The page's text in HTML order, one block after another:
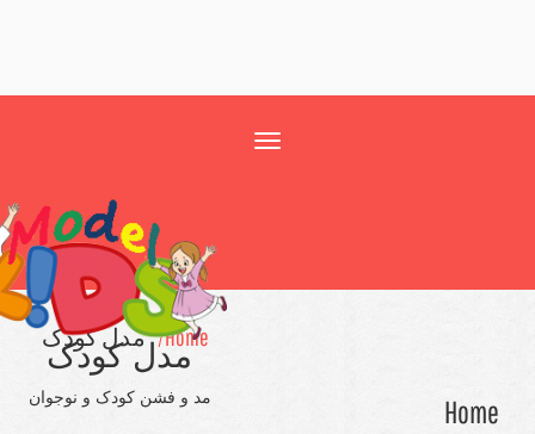
مدل کودک
مد و فشن کودک و نوجوان
مدل کودک